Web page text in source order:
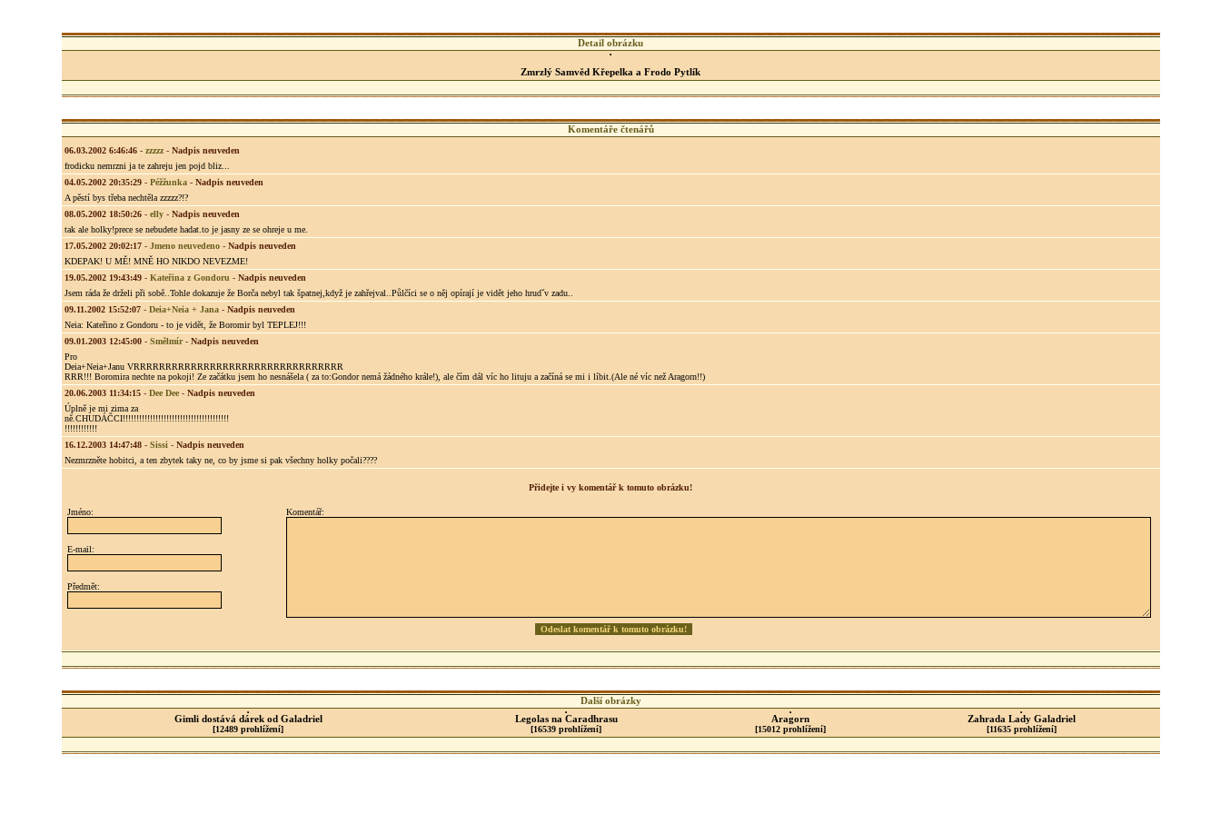
Detail obrázku
Zmrzlý Samvěd Křepelka a Frodo Pytlík
Komentáře čtenářů
06.03.2002 6:46:46- zzzzz- Nadpis neuveden
frodicku nemrzni ja te zahreju jen pojd bliz...
04.05.2002 20:35:29- Péžžunka- Nadpis neuveden
A pěstí bys třeba nechtěla zzzzz?!?
08.05.2002 18:50:26- elly- Nadpis neuveden
tak ale holky!prece se nebudete hadat.to je jasny ze se ohreje u me.
17.05.2002 20:02:17- Jmeno neuvedeno- Nadpis neuveden
KDEPAK! U MĚ! MNĚ HO NIKDO NEVEZME!
19.05.2002 19:43:49- Kateřina z Gondoru - Nadpis neuveden
Jsem ráda že drželi při sobě..Tohle dokazuje že Borča nebyl tak špatnej,když je zahřejval..Půlčíci se o něj opírají je vidět jeho hrudˇv zadu..
09.11.2002 15:52:07- Deia+Neia + Jana- Nadpis neuveden
Neia: Kateřino z Gondoru - to je vidět, že Boromir byl TEPLEJ!!!
09.01.2003 12:45:00- Smělmír- Nadpis neuveden
Pro
Deia+Neia+Janu VRRRRRRRRRRRRRRRRRRRRRRRRRRRRRRRRR
RRR!!! Boromira nechte na pokoji! Ze začátku jsem ho nesnášela ( za to:Gondor nemá žádného krále!), ale čím dál víc ho lituju a začíná se mi i líbit.(Ale né víc než Aragorn!!)
20.06.2003 11:34:15- Dee Dee- Nadpis neuveden
Úplně je mi zima za
ně.CHUDÁČCI!!!!!!!!!!!!!!!!!!!!!!!!!!!!!!!!!!!!!!!
!!!!!!!!!!!!
16.12.2003 14:47:48- Sissi - Nadpis neuveden
Nezmrzněte hobitci, a ten zbytek taky ne, co by jsme si pak všechny holky počali????
Přidejte i vy komentář k tomuto obrázku!
Jméno:
E-mail:
Předmět:
Komentář:
Další obrázky
Gimli dostává dárek od Galadriel
[12489 prohlížení]
Legolas na Caradhrasu
[16539 prohlížení]
Aragorn
[15012 prohlížení]
Zahrada Lady Galadriel
[11635 prohlížení]